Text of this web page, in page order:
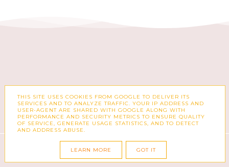
FACEBOOK INSTAGRAM
KSIĄŻKACH, KOSMETYKACH I CODZIENNOŚCI
THIS SITE USES COOKIES FROM GOOGLE TO DELIVER ITS
SERVICES AND TO ANALYZE TRAFFIC. YOUR IP ADDRESS AND
USER-AGENT ARE SHARED WITH GOOGLE ALONG WITH
PERFORMANCE AND SECURITY METRICS TO ENSURE QUALITY
OF SERVICE, GENERATE USAGE STATISTICS, AND TO DETECT
AND ADDRESS ABUSE.
LEARN MORE GOT IT